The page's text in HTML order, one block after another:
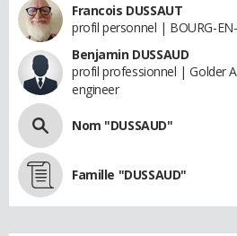
Francois DUSSAUT
profil personnel | BOURG-EN-
Benjamin DUSSAUD
profil professionnel | Golder
engineer
Nom "DUSSAUD"
Famille "DUSSAUD"